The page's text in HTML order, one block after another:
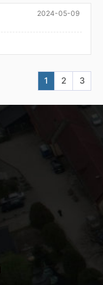
2024-05-09
Aktualna
1 Przejdź
2 3